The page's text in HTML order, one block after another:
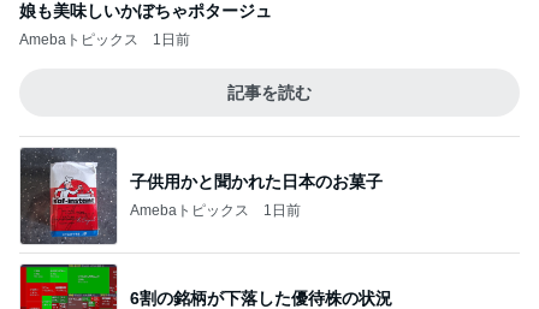
娘も美味しいかぼちゃポタージュ
Amebaトピックス 1日前
記事を読む
子供用かと聞かれた日本のお菓子
Amebaトピックス 1日前
6割の銘柄が下落した優待株の状況